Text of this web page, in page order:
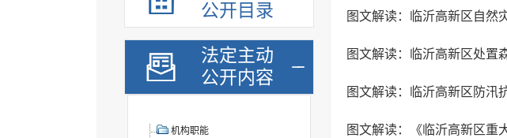
公开目录
法定主动
公开内容
机构职能
图文解读：临沂高新区自然
图文解读：临沂高新区处置
图文解读：临沂高新区防汛